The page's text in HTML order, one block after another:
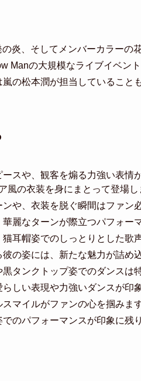
炎、そしてメンバーカラーの
Manの大規模なライブイベン
の松本潤が担当していること
スや、観客を煽る力強い表情
風の衣装を身にまとって登場し
や、衣装を脱ぐ瞬間はファン
麗なターンが際立つパフォー
耳帽姿でのしっとりとした歌
の姿には、新たな魅力が詰め
タンクトップ姿でのダンスは
しい表現や力強いダンスが印
マイルがファンの心を掴みます
のパフォーマンスが印象に残